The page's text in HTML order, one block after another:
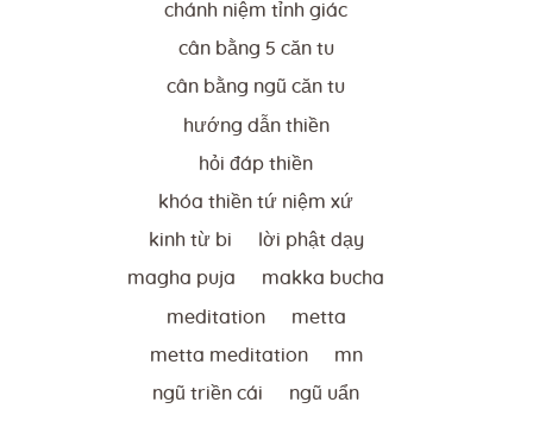
chánh niệm tỉnh giác
cân bằng 5 căn tu
cân bằng ngũ căn tu
hướng dẫn thiền
hỏi đáp thiền
khóa thiền tứ niệm xứ
kinh từ bi lời phật dạy
magha puja makka bucha
meditation metta
metta meditation mn
ngũ triền cái ngũ uẩn